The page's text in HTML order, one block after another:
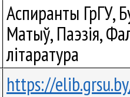
Аспиранты ГрГУ,
Матыў, Паэзія,
літаратура
https://